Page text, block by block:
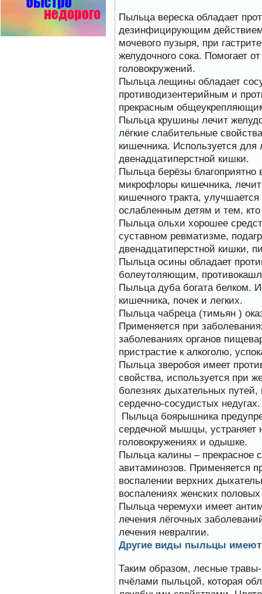
Пчёлы умеют считать до
Проведя серию
экспериментов, учёные
Пыльца вереска обладает
дезинфицирующим
мочевого пузыря, при
желудочного сока. Помогает
головокружений.
Пыльца лещины обладает
противодизентерийным и
прекрасным
Пыльца крушины лечит
лёгкие слабительные
кишечника. Используется для
двенадцатиперстной кишки.
Пыльца берёзы благоприятно
микрофлоры кишечника,
кишечного тракта,
ослабленным детям и тем,
Пыльца ольхи хорошее
суставном ревматизме,
двенадцатиперстной кишки,
Пыльца осины обладает
болеутоляющим,
Пыльца дуба богата белком.
кишечника, почек и легких.
Пыльца чабреца (тимьян )
Применяется при
заболеваниях органов
пристрастие к алкоголю,
Пыльца зверобоя имеет
свойства, используется при
болезнях дыхательных
сердечно-сосудистых недугах.
Пыльца боярышника
сердечной мышцы, устраняет
головокружениях и одышке.
Пыльца калины – прекрасное
авитаминозов. Применяется
воспалении верхних
воспалениях женских половых
Пыльца черемухи имеет
лечения лёгочных
лечения невралгии.
Другие виды пыльцы имеют
Таким образом, лесные
пчёлами пыльцой, которая